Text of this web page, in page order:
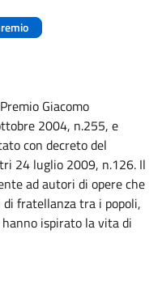
Giacomo
2004, n.255, e
con decreto del
24 luglio 2009, n.126. Il
ad autori di opere che
fratellanza tra i popoli,
ispirato la vita di